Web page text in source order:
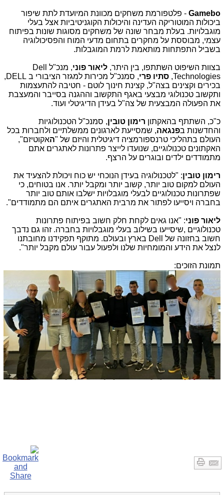
Gamebo - פלטפורמת משחקים מכוונת המיועדת לתת שיפור
ביכולות המוטוריקה העדינה והיכולות הקוגניטיביות אצל בעלי
מוגבלויות. בעלת מבחר שונה של משחקים מסוגות שונות בפיתוח
עצמי, מבוססת על מחקרים בתחום מדעי המוח והפסיכולוגיה
בשביל התפתחות מותאמת לרמת המוגבלות.
בצוות השיפוט השתתפו, בין היתר, ליאור פוני, מנכ"ל
Dell
Technologies
, סתיו פרי, סמנכ"ל מכירות למגזר הציבורי ב DELL
,
בכירים וקצינים בצה"ל, קצינת חינוך לוטם - חטיבה להתעצמות
ותקשוב טכנולוגי מבצעי באגף התקשוב וההגנה בסייבר והמעצבת
את הפעולה המבצעית של צה"ל בעידן הדיגיטלי ועוד.
כ"כ, השתתף בהאקתון רימון טובין, סמנכ"ל הטכנולוגיות
והחדשנות בפנגאה, שמסייעת לארגונים ממשלתיים ולחברות בכל
העולם בתהליכי טרנספורמציה דיגיטלית והיזם של "האקוטיזם",
האקתונים טכנולוגיים, שנועדו לייצר פתרונות לאתגרים אתם
מתמודדים ילדים ובוגרים על הרצף.
רימון טובין: "לטכנולוגיה בעידן הנוכחי יש כוח ויכולת להצעיד את
העולם למקום טוב יותר, קשוב יותר ומקבל יותר. אנו בטוחים, כי
שפתרונות טכנולוגיים לבעלי מוגבלויות ישלבו אותם טוב יותר
בחברה ויסייעו לפתור את מרבית האתגרים איתם הם מתמודדים".
ליאור פוני: "אנו גאים לקחת חלק חשוב בפיתוח פתרונות
טכנולוגיים ,שיסייעו בשילוב בעלי מוגבלויות בחברה. זהו גם נדבך
חשוב בחזונה של
Dell בארץ ובעולם. מתוקף תפקידנו מחובתנו
לנצל את הידע והמומחיות שלנו ולפעול עבור עולם מקבל יותר".
תמונת הזוכים: